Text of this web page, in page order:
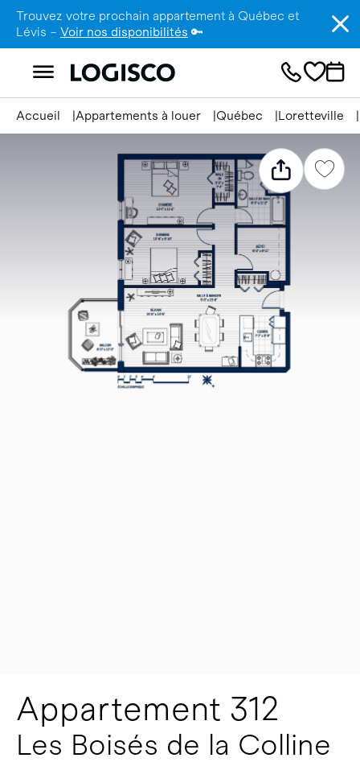
Trouvez votre prochain appartement à Québec et
Lévis – Voir nos disponibilités 🔑
Accueil Appartements à louer Québec Loretteville
Appartement 312
Les Boisés de la Colline